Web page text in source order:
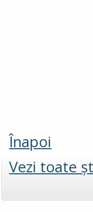
Înapoi
Vezi toate